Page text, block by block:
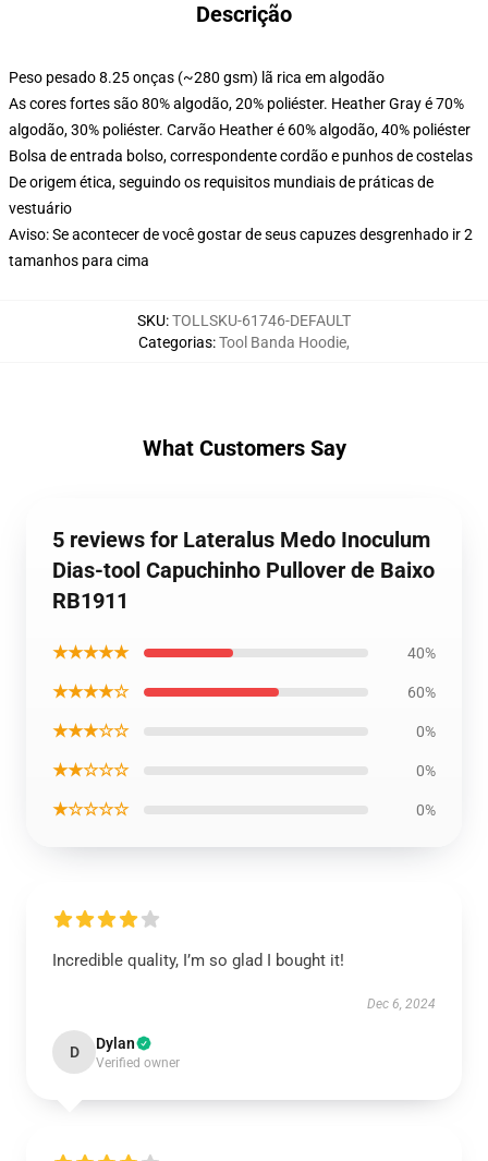
Descrição
Peso pesado 8.25 onças (~280 gsm) lã rica em algodão
As cores fortes são 80% algodão, 20% poliéster. Heather Gray é 70%
algodão, 30% poliéster. Carvão Heather é 60% algodão, 40% poliéster
Bolsa de entrada bolso, correspondente cordão e punhos de costelas
De origem ética, seguindo os requisitos mundiais de práticas de
vestuário
Aviso: Se acontecer de você gostar de seus capuzes desgrenhado ir 2
tamanhos para cima
SKU:TOLLSKU-61746-DEFAULT
Categorias:Tool Banda Hoodie,
What Customers Say
5 reviews for Lateralus Medo Inoculum
Dias-tool Capuchinho Pullover de Baixo
RB1911
★★★★★ 40%
★★★★☆ 60%
★★★☆☆ 0%
★★☆☆☆ 0%
★☆☆☆☆ 0%
Incredible quality, I’m so glad I bought it!
Dec 6, 2024
D Dylan
Verified owner